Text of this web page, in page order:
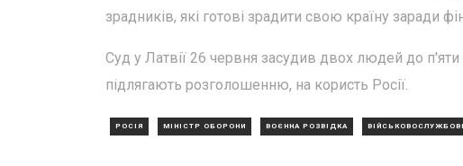
зрадників, які готові зрадити свою країну заради
Суд у Латвії 26 червня засудив двох людей до
підлягають розголошенню, на користь Росії.
РОСІЯ МІНІСТР ОБОРОНИ ВОЄННА РОЗВІДКА